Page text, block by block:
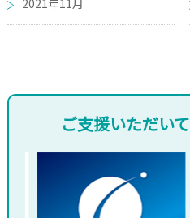
ご支援いただい